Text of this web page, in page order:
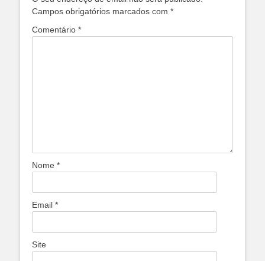
Campos obrigatórios marcados com *
Comentário *
Nome *
Email *
Site